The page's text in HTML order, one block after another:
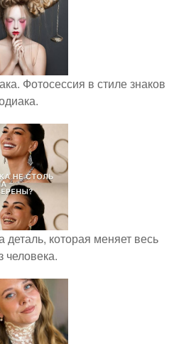
Фотосессия в стиле знаков
деталь, которая меняет весь
человека.